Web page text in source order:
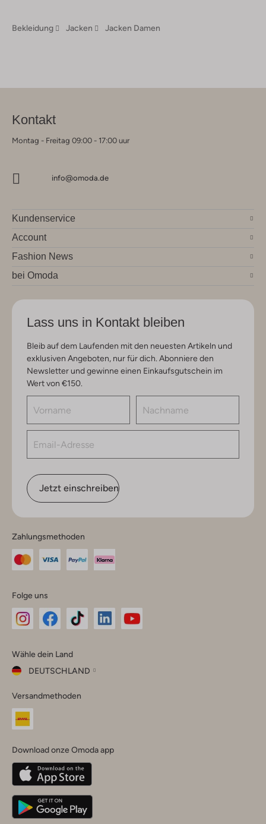
Bekleidung Jacken Jacken Damen
Kontakt
Montag - Freitag 09:00 - 17:00 uur
info@omoda.de
Kundenservice
Account
Fashion News
bei Omoda
Lass uns in Kontakt bleiben
Bleib auf dem Laufenden mit den neuesten Artikeln und
exklusiven Angeboten, nur für dich. Abonniere den
Newsletter und gewinne einen Einkaufsgutschein im
Wert von €150.
Jetzt einschreiben
Zahlungsmethoden
Folge uns
Instagram
Facebook
TikTok
Wähle dein Land
DEUTSCHLAND
dein
Land
Belgique(Français)
Deutschland
Versandmethoden
Download onze Omoda app